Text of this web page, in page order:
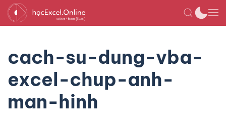
cach-su-dung-vba-
excel-chup-anh-
man-hinh